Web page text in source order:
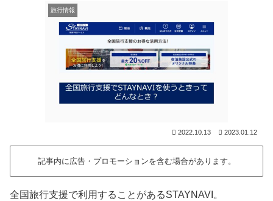
旅行情報
2022.10.13 2023.01.12
記事内に広告・プロモーションを含む場合があります。
全国旅行支援で利用することがあるSTAYNAVI。